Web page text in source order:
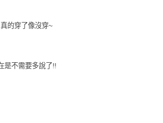
的穿了像沒穿~
是不需要多說了!!